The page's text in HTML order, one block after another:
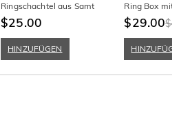
Ringschachtel aus Samt
$25.00
HINZUFÜGEN
Ring Box mit
Öffnung
$29.00